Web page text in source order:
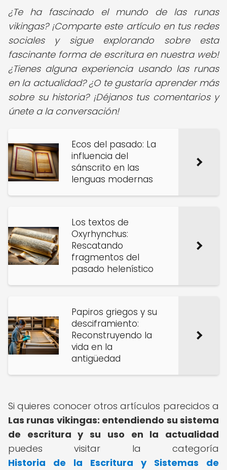
¿Te ha fascinado el mundo de las runas
vikingas? ¡Comparte este artículo en tus redes
sociales y sigue explorando sobre esta
fascinante forma de escritura en nuestra web!
¿Tienes alguna experiencia usando las runas
en la actualidad? ¿O te gustaría aprender más
sobre su historia? ¡Déjanos tus comentarios y
únete a la conversación!
Ecos del pasado: La
influencia del
sánscrito en las
lenguas modernas
Los textos de
Oxyrhynchus:
Rescatando
fragmentos del
pasado helenístico
Papiros griegos y su
desciframiento:
Reconstruyendo la
vida en la
antigüedad
Si quieres conocer otros artículos parecidos a
Las runas vikingas: entendiendo su sistema
de escritura y su uso en la actualidad
puedes visitar la categoría
Historia de la Escritura y Sistemas de